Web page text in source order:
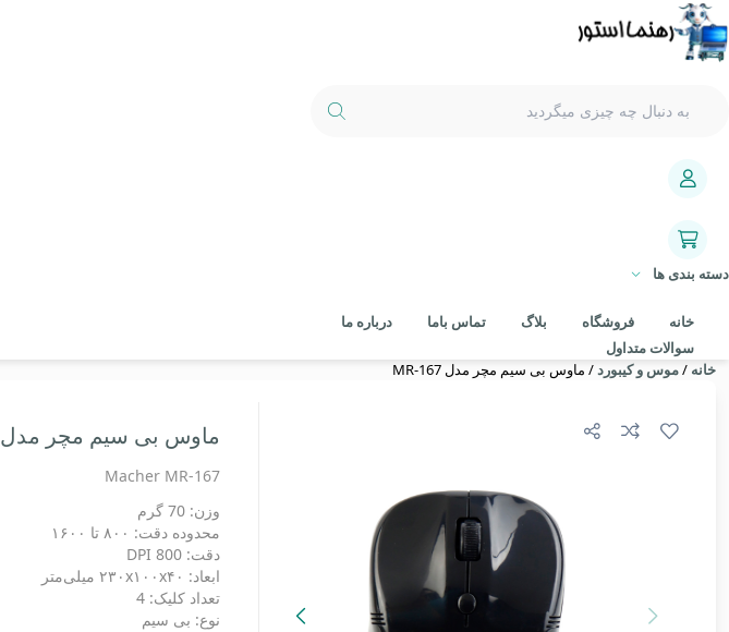
دسته بندی ها
خانه فروشگاه بلاگ تماس باما
درباره ما
سوالات متداول
خانه /موس و کیبورد/ ماوس بی سیم مچر مدل MR-167
ماوس بی سیم مچر مدل MR-167
Macher MR-167
وزن: 70 گرم
محدوده دقت: ۸۰۰ تا ۱۶۰۰
دقت: 800 DPI
ابعاد: ۲۳۰x۱۰۰x۴۰ میلی‌متر
تعداد کلیک: 4
نوع: بی سیم